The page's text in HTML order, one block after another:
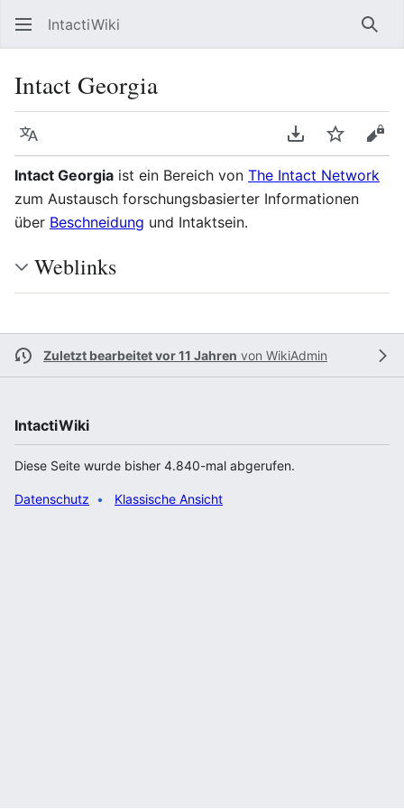
IntactiWiki
Intact Georgia
Sprache PDF
Intact Georgia ist ein Bereich von The Intact Network
zum Austausch forschungsbasierter Informationen
über Beschneidung und Intaktsein.
Weblinks
Zuletzt bearbeitet vor 11 Jahren von WikiAdmin
IntactiWiki
Diese Seite wurde bisher 4.840-mal abgerufen.
Datenschutz Klassische Ansicht